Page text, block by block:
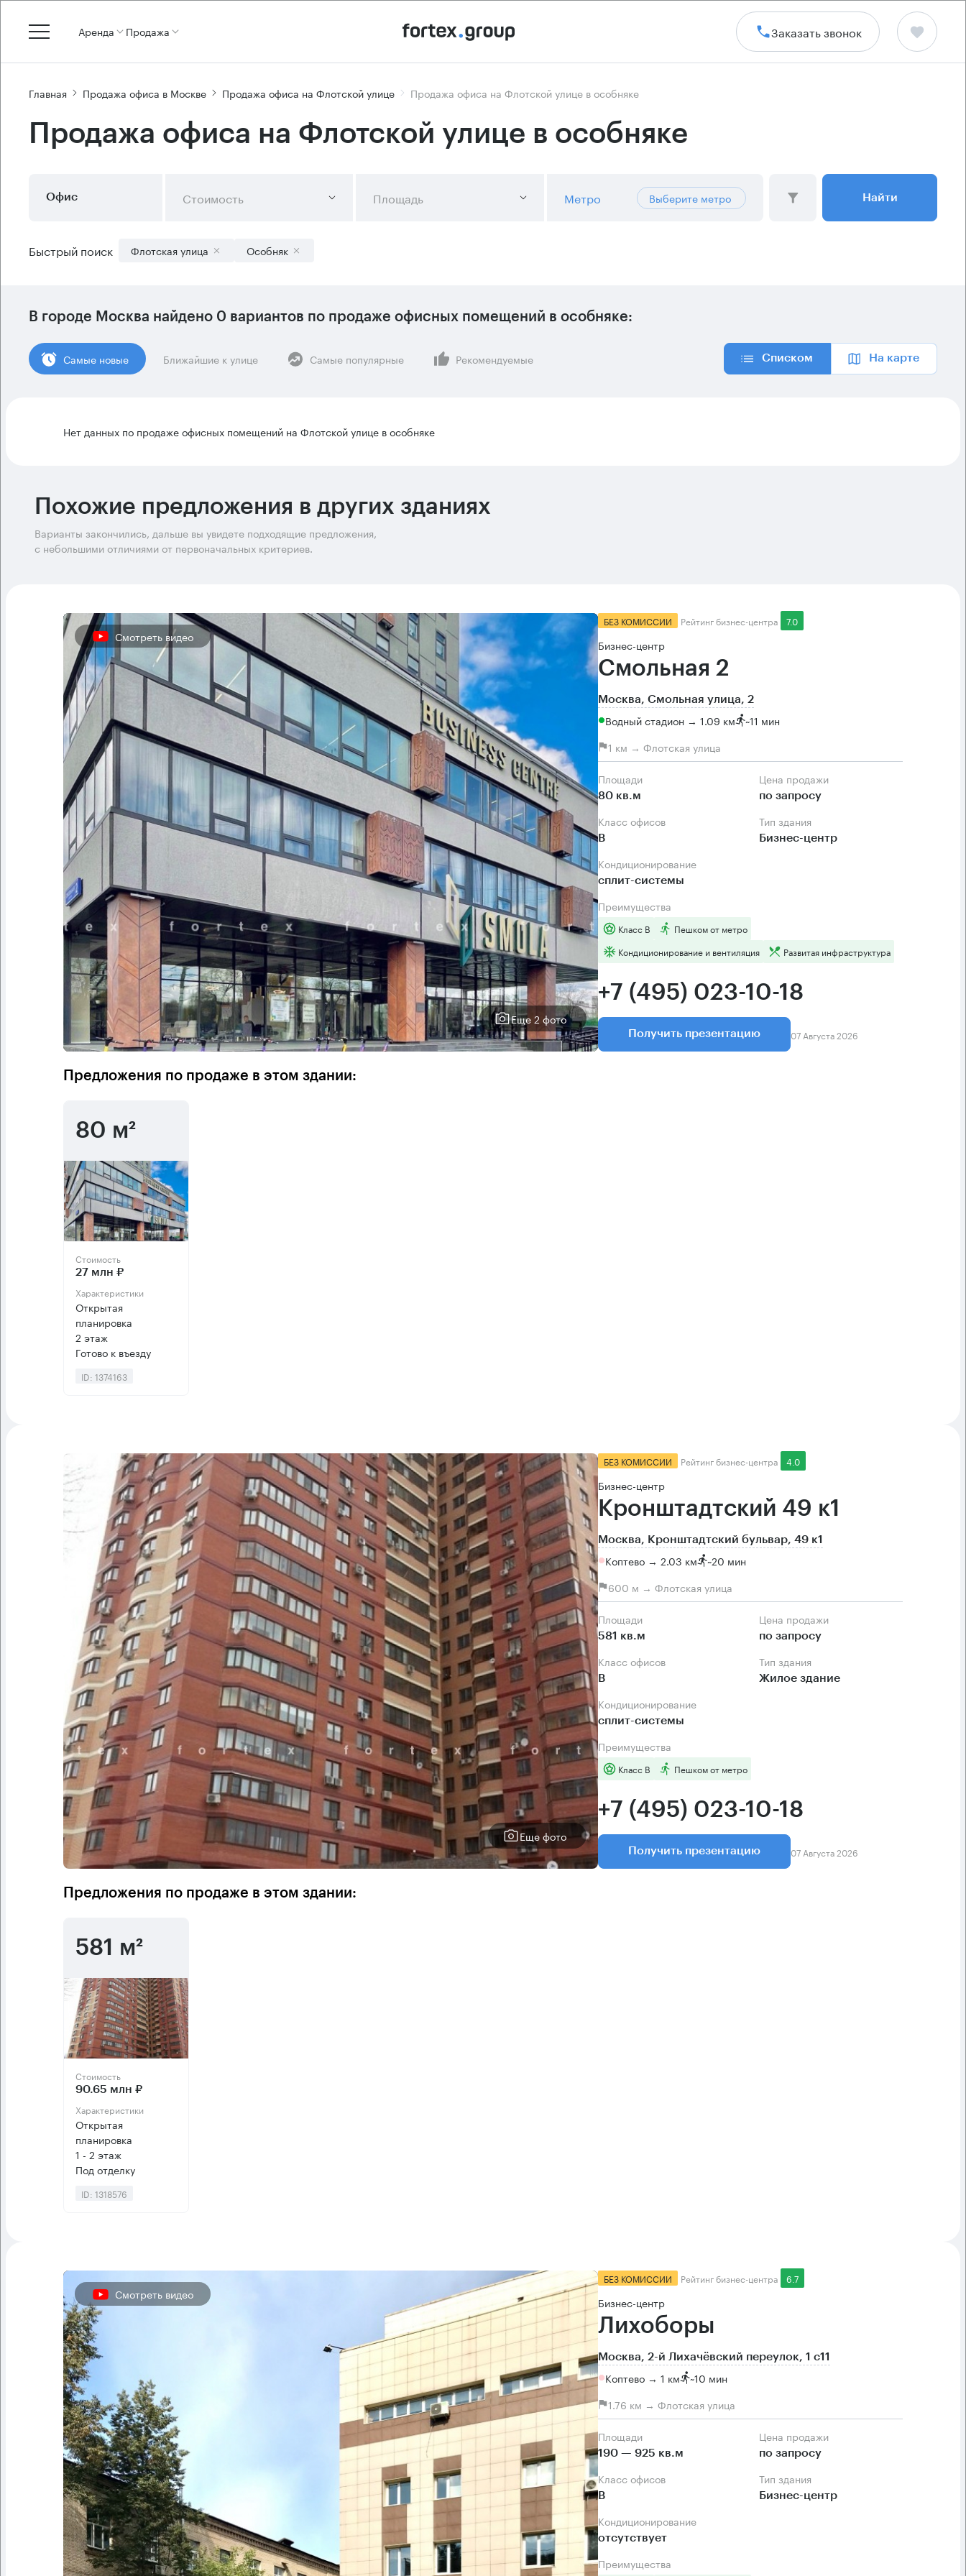
Аренда Продажа Заказать звонок
Главная Продажа офиса в Москве Продажа офиса на Флотской улице Продажа офиса на Флотской улице в особняке
Продажа офиса на Флотской улице в особняке
Офис Стоимость Площадь Метро Выберите метро Найти
Быстрый поиск Флотская улица Особняк
В городе Москва найдено 0 вариантов по продаже офисных помещений в особняке:
Cамые новые Ближайшие к улице Самые популярные Рекомендуемые Списком На карте
Нет данных по продаже офисных помещений на Флотской улице в особняке
Похожие предложения в других зданиях
Варианты закончились, дальше вы увидете подходящие предложения,
с небольшими отличиями от первоначальных критериев.
Смотреть видео
Еще 2 фото
БЕЗ КОМИССИИ Рейтинг бизнес-центра 7.0
Бизнес-центр
Смольная 2
Москва, Смольная улица, 2
Водный стадион → 1.09 км ~11 мин
1 км → Флотская улица
Площади
80 кв.м
Цена продажи
по запросу
Класс офисов
B
Тип здания
Бизнес-центр
Кондиционирование
сплит-системы
Преимущества
Класс B
Пешком от метро
Кондиционирование и вентиляция
Развитая инфраструктура
+7 (495) 023-10-18
Получить презентацию 07 Августа 2026
Предложения по продаже в этом здании:
80 м²
Стоимость
27 млн ₽
Характеристики
Открытая
планировка
2 этаж
Готово к въезду
ID: 1374163
Еще фото
БЕЗ КОМИССИИ Рейтинг бизнес-центра 4.0
Бизнес-центр
Кронштадтский 49 к1
Москва, Кронштадтский бульвар, 49 к1
Коптево → 2.03 км ~20 мин
600 м → Флотская улица
Площади
581 кв.м
Цена продажи
по запросу
Класс офисов
B
Тип здания
Жилое здание
Кондиционирование
сплит-системы
Преимущества
Класс B Пешком от метро
+7 (495) 023-10-18
Получить презентацию 07 Августа 2026
Предложения по продаже в этом здании:
581 м²
Стоимость
90.65 млн ₽
Характеристики
Открытая
планировка
1 - 2 этаж
Под отделку
ID: 1318576
Смотреть видео
БЕЗ КОМИССИИ Рейтинг бизнес-центра 6.7
Бизнес-центр
Лихоборы
Москва, 2-й Лихачёвский переулок, 1 с11
Коптево → 1 км ~10 мин
1.76 км → Флотская улица
Площади
190 — 925 кв.м
Цена продажи
по запросу
Класс офисов
B
Тип здания
Бизнес-центр
Кондиционирование
отсутствует
Преимущества